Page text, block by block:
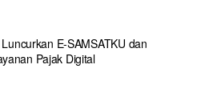
E-SAMSATKU dan
Pajak Digital